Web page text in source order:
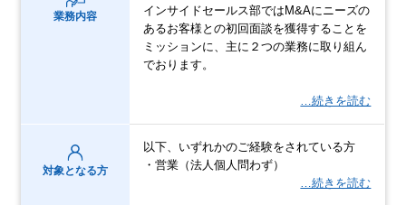
業務内容
インサイドセールス部ではM&Aにニーズの
あるお客様との初回面談を獲得することを
ミッションに、主に２つの業務に取り組ん
でおります。
…続きを読む
対象となる方
以下、いずれかのご経験をされている方
・営業（法人個人問わず）
…続きを読む